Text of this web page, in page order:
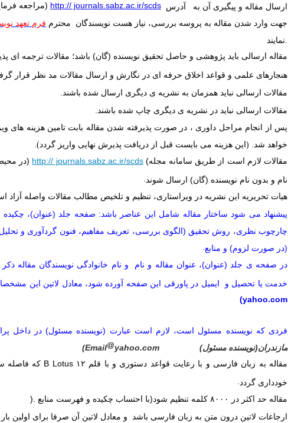
ارسال مقاله و پیگیری آن به آدرس http:// journals.sabz.ac.ir/scds
)مراجعه
جهت وارد شدن مقاله به پروسه بررسی، نیاز هست نویسندگان محترم فرم تعهد
مقاله ارسالی باید پژوهشی و حاصل تحقیق نویسنده (گان) باشد؛ مقالات ترجمه­ ای
هنجارهای علمی و قواعد اخلاق حرفه ای در نگارش و ارسال مقالات مد نظر قرار
مقالات ارسالی نباید همزمان به نشریه ی دیگری ارسال شده باشند
مقالات ارسالی نباید در نشریه ی دیگری چاپ شده باشند
پس از انجام مراحل داوری ، در صورت پذیرفته شدن مقاله بابت تامین هزینه های
خواهد شد. (این هزینه می بایست قبل از دریافت پذیرش نهایی واریز گردد).
مقالات لازم است از طریق سامانه مجله(
http:// journals.sabz.ac.ir/scds
)در
نام و بدون نام نویسنده (گان) ارسال شوند
هیات تحریریه این نشریه در ویراستاری، تنظیم و تلخیص مطالب مقالات واصله آزاد
پیشنهاد می شود ساختار مقاله شامل این عناصر باشد: صفحه جلد (عنوان)،
چارچوب نظری، روش تحقیق (الگوی بررسی، تعریف مفاهیم، فنون گردآوری و تحلیل
(در صورت لزوم) و منابع
در صفحه ی جلد (عنوان)، عنوان مقاله و نام و نام خانوادگی نویسندگان
خدمت یا تحصیل و ایمیل در پاورقی این صفحه آورده شود، معادل لاتین این
yahoo.com)
فردی که نویسنده مسئول است، لازم است عبارت (نویسنده مسئول) در داخل
مازندران(نویسنده مسئول) Email yahoo.com)
مقاله به زبان فارسی و با رعایت قواعد دستوری و با قلم ۱۲ B Lotus
خودداری گردد
مقاله حد اکثر در
۸۰۰۰ کلمه تنظیم شود(با احتساب چکیده و فهرست منابع ).
ارجاعات لاتین درون متن به زبان فارسی باشد و معادل لاتین آن صرفا برای اولین